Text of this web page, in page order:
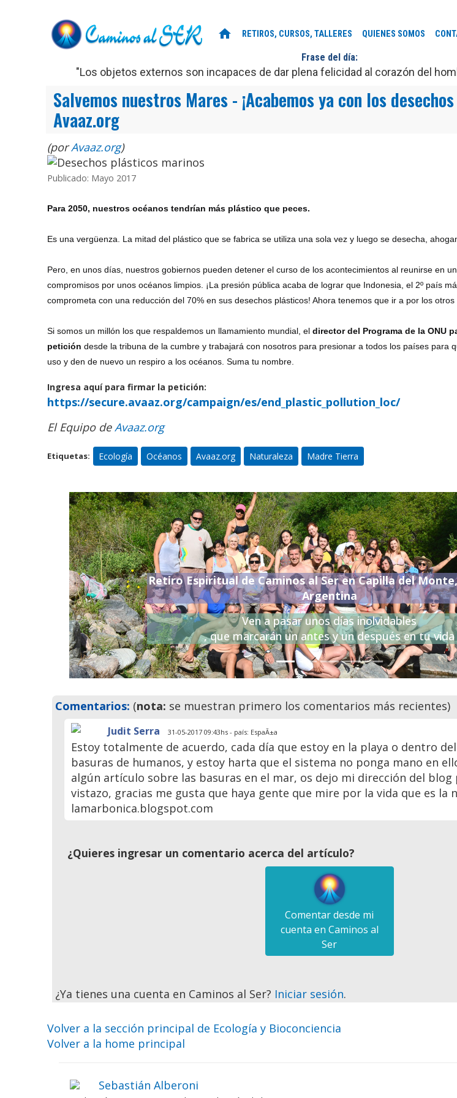
home RETIROS, CURSOS, TALLERES QUIENES SOMOS
Frase del día:
"Los objetos externos son incapaces de dar plena felicidad al corazón del
Salvemos nuestros Mares - ¡Acabemos ya con los
Avaaz.org
(porAvaaz.org)
Publicado: Mayo 2017
Para 2050, nuestros océanos tendrían más plástico que peces.
Es una vergüenza. La mitad del plástico que se fabrica se utiliza una sola vez y luego se desecha,
Pero, en unos días, nuestros gobiernos pueden detener el curso de los acontecimientos al reunirse en
compromisos por unos océanos limpios. ¡La presión pública acaba de lograr que Indonesia, el 2º país
comprometa con una reducción del 70% en sus desechos plásticos! Ahora tenemos que ir a por los
Si somos un millón los que respaldemos un llamamiento mundial, el director del Programa de la ONU
petición desde la tribuna de la cumbre y trabajará con nosotros para presionar a todos los países para
uso y den de nuevo un respiro a los océanos. Suma tu nombre.
Ingresa aquí para firmar la petición:
https://secure.avaaz.org/campaign/es/end_plastic_pollution_loc/
El Equipo deAvaaz.org
Etiquetas: Ecología Océanos Avaaz.org Naturaleza Madre Tierra
Retiro Espiritual de Caminos al Ser en Capilla del
Argentina
Ven a pasar unos días inolvidables
, que marcarán un antes y un después en tu vida
Previo
Comentarios: (nota: se muestran primero los comentarios más recientes)
Judit Serra 31-05-2017 09:43hs - país: EspaÃ±a
Estoy totalmente de acuerdo, cada día que estoy en la playa o dentro
basuras de humanos, y estoy harta que el sistema no ponga mano en
algún artículo sobre las basuras en el mar, os dejo mi dirección del
vistazo, gracias me gusta que haya gente que mire por la vida que es la
lamarbonica.blogspot.com
¿Quieres ingresar un comentario acerca del artículo?
Comentar desde mi
cuenta en Caminos al
Ser
¿Ya tienes una cuenta en Caminos al Ser? Iniciar sesión.
Volver a la sección principal de Ecología y Bioconciencia
Volver a la home principal
Sebastián Alberoni